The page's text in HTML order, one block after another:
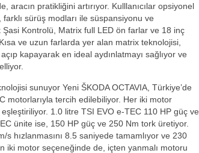
aracın pratikliğini artırıyor. Kulllanıcılar opsiyonel
sürüş modları ile süspansiyonu ve
Kontrolü, Matrix full LED ön farlar ve 18 inç
ve uzun farlarda yer alan matrix teknolojisi,
kapayarak en ideal aydınlatmayı sağlıyor ve
sunuyor Yeni ŠKODA OCTAVIA, Türkiye’de
motorlarıyla tercih edilebiliyor. Her iki motor
1.0 litre TSI EVO e-TEC 110 HP güç ve
ünite ise, 150 HP güç ve 250 Nm tork üretiyor.
hızlanmasını 8.5 saniyede tamamlıyor ve 230
iki motor seçeneğinde de, içten yanmalı motoru